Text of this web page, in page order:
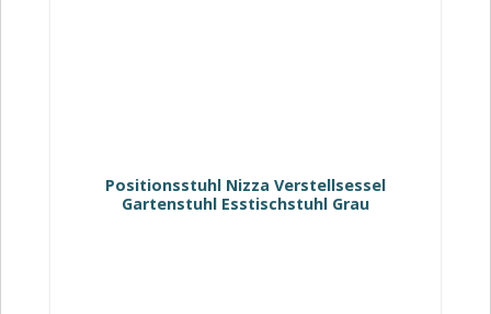
Positionsstuhl Nizza Verstellsessel
Gartenstuhl Esstischstuhl Grau